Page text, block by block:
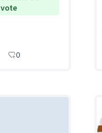
vote
0